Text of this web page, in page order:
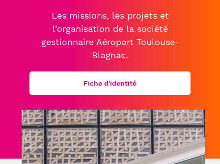
Les missions, les projets et
l’organisation de la société
gestionnaire Aéroport Toulouse-
Blagnac.
Fiche d'identité